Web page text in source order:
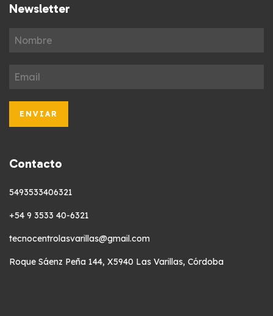
Newsletter
Contacto
5493533406321
+54 9 3533 40-6321
tecnocentrolasvarillas@gmail.com
Roque Sáenz Peña 144, X5940 Las Varillas, Córdoba